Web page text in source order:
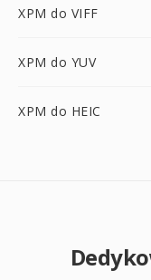
XPM do VIFF
XPM do YUV
XPM do HEIC